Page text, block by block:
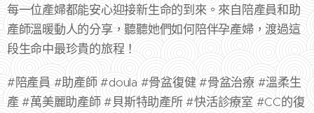
每一位產婦都能安心迎接新生命的到來。來自陪產員和助
產師溫暖動人的分享，聽聽她們如何陪伴孕產婦，渡過這
段生命中最珍貴的旅程！
#陪產員 #助產師 #doula #骨盆復健 #骨盆治療 #溫柔生
產 #萬美麗助產師 #貝斯特助產所 #快活診療室 #CC的復